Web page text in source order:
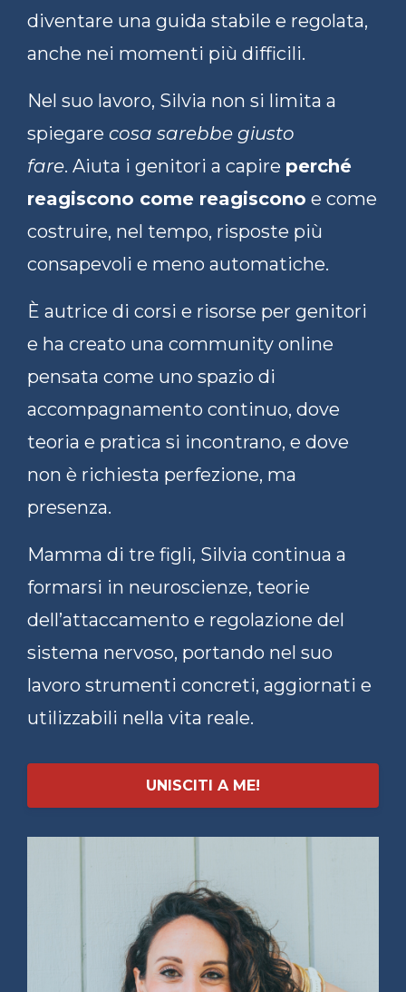
diventare una guida stabile e regolata,
anche nei momenti più difficili.
Nel suo lavoro, Silvia non si limita a
spiegare cosa sarebbe giusto
fare. Aiuta i genitori a capire perché
reagiscono come reagiscono e come
costruire, nel tempo, risposte più
consapevoli e meno automatiche.
È autrice di corsi e risorse per genitori
e ha creato una community online
pensata come uno spazio di
accompagnamento continuo, dove
teoria e pratica si incontrano, e dove
non è richiesta perfezione, ma
presenza.
Mamma di tre figli, Silvia continua a
formarsi in neuroscienze, teorie
dell’attaccamento e regolazione del
sistema nervoso, portando nel suo
lavoro strumenti concreti, aggiornati e
utilizzabili nella vita reale.
UNISCITI A ME!